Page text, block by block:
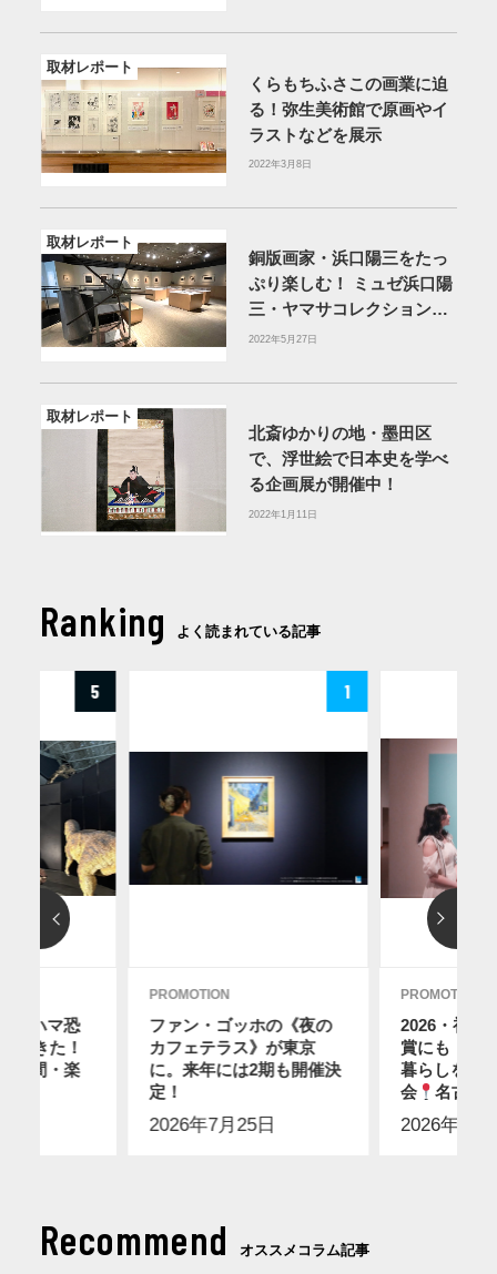
取材レポート
くらもちふさこの画業に迫
る！弥生美術館で原画やイ
ラストなどを展示
2022年3月8日
取材レポート
銅版画家・浜口陽三をたっ
ぷり楽しむ！ ミュゼ浜口陽
三・ヤマサコレクションを
紹介
2022年5月27日
取材レポート
北斎ゆかりの地・墨田区
で、浮世絵で日本史を学べ
る企画展が開催中！
2022年1月11日
Ranking よく読まれている記事
5
コハマ恐
てきた！
時間・楽
1
PROMOTION
ファン・ゴッホの《夜の
カフェテラス》が東京
に。来年には2期も開催決
定！
2026年7月25日
PROMOTION
2026・初め
賞にも！ス
暮らしを感
会
名古屋
2026年7月
Recommend オススメコラム記事